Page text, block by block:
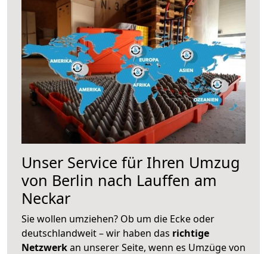
Unser Service für Ihren Umzug
von Berlin nach Lauffen am
Neckar
Sie wollen umziehen? Ob um die Ecke oder
deutschlandweit – wir haben das richtige
Netzwerkan unserer Seite, wenn es Umzüge von